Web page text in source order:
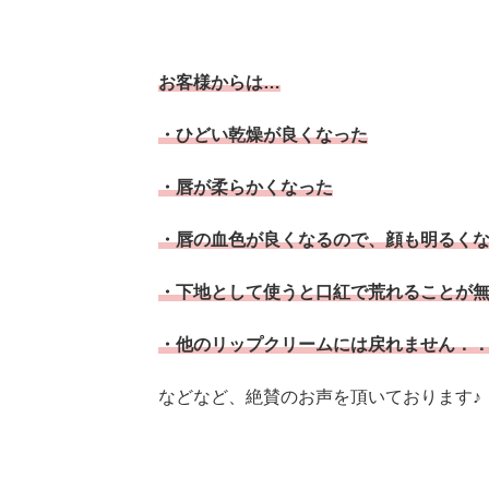
お客様からは…
・ひどい乾燥が良くなった
・唇が柔らかくなった
・唇の血色が良くなるので、顔も明るく
・下地として使うと口紅で荒れることが
・他のリップクリームには戻れません．
などなど、絶賛のお声を頂いております♪